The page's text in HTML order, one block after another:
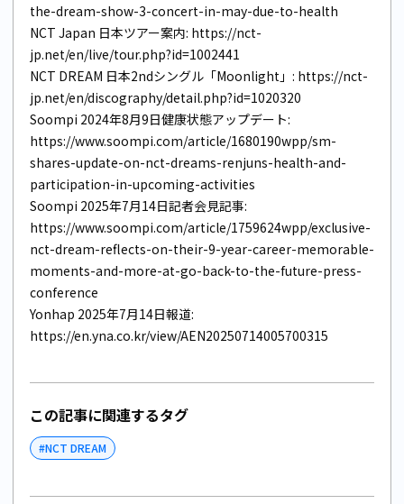
the-dream-show-3-concert-in-may-due-to-health
NCT Japan 日本ツアー案内: https://nct-
jp.net/en/live/tour.php?id=1002441
NCT DREAM 日本2ndシングル「Moonlight」: https://nct-
jp.net/en/discography/detail.php?id=1020320
Soompi 2024年8月9日健康状態アップデート:
https://www.soompi.com/article/1680190wpp/sm-
shares-update-on-nct-dreams-renjuns-health-and-
participation-in-upcoming-activities
Soompi 2025年7月14日記者会見記事:
https://www.soompi.com/article/1759624wpp/exclusive-
nct-dream-reflects-on-their-9-year-career-memorable-
moments-and-more-at-go-back-to-the-future-press-
conference
Yonhap 2025年7月14日報道:
https://en.yna.co.kr/view/AEN20250714005700315
この記事に関連するタグ
#NCT DREAM